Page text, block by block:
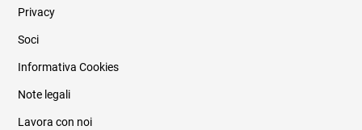
Privacy
Soci
Informativa Cookies
Note legali
Lavora con noi